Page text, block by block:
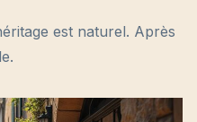
est naturel. Après